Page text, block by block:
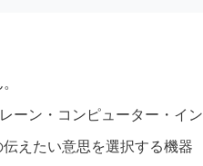
ーン・コンピューター・イン
えたい意思を選択する機器